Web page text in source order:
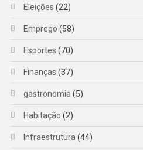
Eleições (22)
Emprego (58)
Esportes (70)
Finanças (37)
gastronomia (5)
Habitação (2)
Infraestrutura (44)